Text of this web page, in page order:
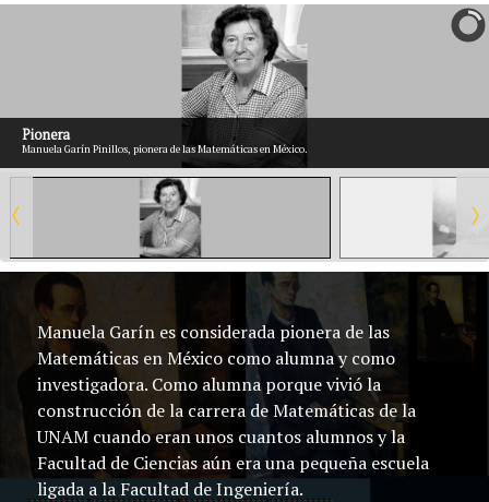
Pionera
Manuela Garín Pinillos, pionera de las Matemáticas en México.
Manuela Garín es considerada pionera de las
Matemáticas en México como alumna y como
investigadora. Como alumna porque vivió la
construcción de la carrera de Matemáticas de la
UNAM cuando eran unos cuantos alumnos y la
Facultad de Ciencias aún era una pequeña escuela
ligada a la Facultad de Ingeniería.